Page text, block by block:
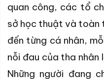
quan công, các tổ
sở học thuật và toàn
đến từng cá nhân,
nỗi đau của tha nhân
Những người đang